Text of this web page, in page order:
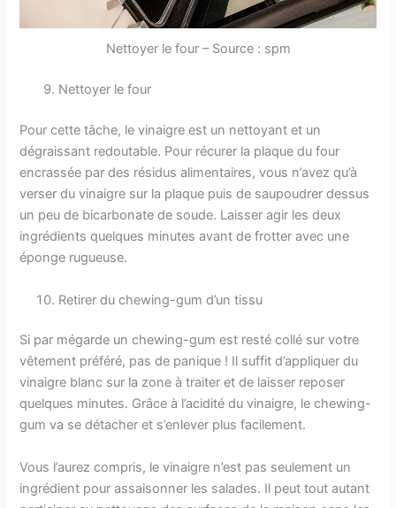
Nettoyer le four – Source : spm
Nettoyer le four
Pour cette tâche, le vinaigre est un nettoyant et un
dégraissant redoutable. Pour récurer la plaque du four
encrassée par des résidus alimentaires, vous n’avez qu’à
verser du vinaigre sur la plaque puis de saupoudrer dessus
un peu de bicarbonate de soude. Laisser agir les deux
ingrédients quelques minutes avant de frotter avec une
éponge rugueuse.
Retirer du chewing-gum d’un tissu
Si par mégarde un chewing-gum est resté collé sur votre
vêtement préféré, pas de panique ! Il suffit d’appliquer du
vinaigre blanc sur la zone à traiter et de laisser reposer
quelques minutes. Grâce à l’acidité du vinaigre, le chewing-
gum va se détacher et s’enlever plus facilement.
Vous l’aurez compris, le vinaigre n’est pas seulement un
ingrédient pour assaisonner les salades. Il peut tout autant